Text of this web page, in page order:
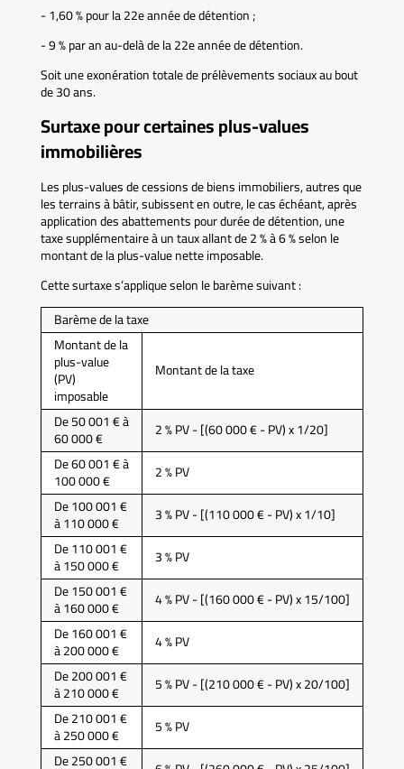
- 1,60 % pour la 22e année de détention ;
- 9 % par an au-delà de la 22e année de détention.
Soit une exonération totale de prélèvements sociaux au bout
de 30 ans.
Surtaxe pour certaines plus-values
immobilières
Les plus-values de cessions de biens immobiliers, autres que
les terrains à bâtir, subissent en outre, le cas échéant, après
application des abattements pour durée de détention, une
taxe supplémentaire à un taux allant de 2 % à 6 % selon le
montant de la plus-value nette imposable.
Cette surtaxe s’applique selon le barème suivant :
Barème de la taxe
Montant de la
plus-value
(PV)
imposable
Montant de la taxe
De 50 001 € à
60 000 €
2 % PV - [(60 000 € - PV) x 1/20]
De 60 001 € à
100 000 €
2 % PV
De 100 001 €
à 110 000 €
3 % PV - [(110 000 € - PV) x 1/10]
De 110 001 €
à 150 000 €
3 % PV
De 150 001 €
à 160 000 €
4 % PV - [(160 000 € - PV) x 15/100]
De 160 001 €
à 200 000 €
4 % PV
De 200 001 €
à 210 000 €
5 % PV - [(210 000 € - PV) x 20/100]
De 210 001 €
à 250 000 €
5 % PV
De 250 001 €